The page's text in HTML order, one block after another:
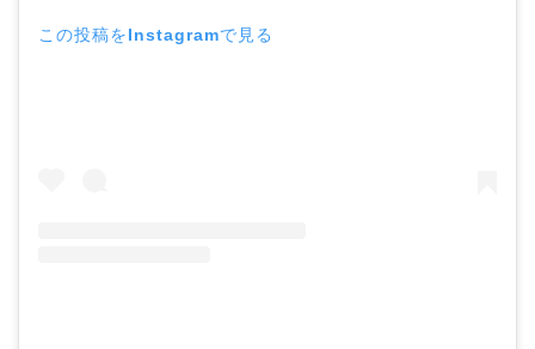
この投稿をInstagramで見る